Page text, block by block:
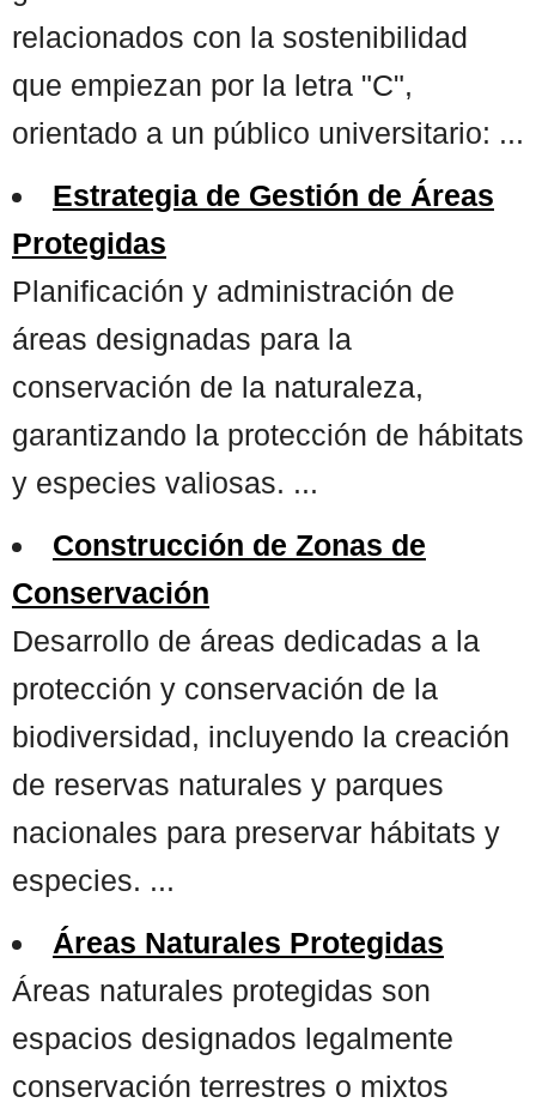
relacionados con la sostenibilidad
que empiezan por la letra "C",
orientado a un público universitario: ...
Estrategia de Gestión de Áreas
Protegidas
Planificación y administración de
áreas designadas para la
conservación de la naturaleza,
garantizando la protección de hábitats
y especies valiosas. ...
Construcción de Zonas de
Conservación
Desarrollo de áreas dedicadas a la
protección y conservación de la
biodiversidad, incluyendo la creación
de reservas naturales y parques
nacionales para preservar hábitats y
especies. ...
Áreas Naturales Protegidas
Áreas naturales protegidas son
espacios designados legalmente
conservación terrestres o mixtos